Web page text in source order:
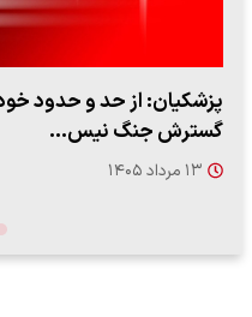
پزشکیان: از حد و حدود
گسترش جنگ نیس…
۱۳ مرداد ۱۴۰۵